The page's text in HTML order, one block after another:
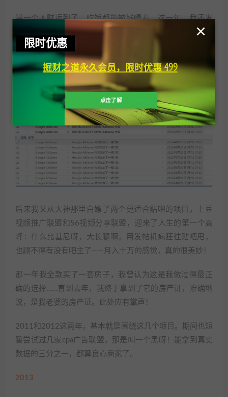
当一个人财运到了，吃饭都能被钱噎着。这一年，我还发
现了一个Google强力拉升点击率的方法，小美元印钞机开
了起来……那时候Google是采用西联汇款，只有邮政和农行
有这个业务。我坐在邮政的贵宾室里，小姐姐甜甜的打了
个招呼，大兄弟又带着亲戚来取西联了？我嗯了一声，深
后来我又从大神那里白嫖了两个更适合贴吧的项目，土豆
视频推广联盟和56视频分享联盟，迎来了人生的第一个高
峰：什么比基尼呀，大长腿啊，用发帖机疯狂往贴吧甩，
也顾不得有没有吧主了——月入十万的感觉，真的很美妙！
那一年我全款买了一套房子，我曾认为这是我做过得最正
确的选择……直到去年，我终于拿到了它的房产证，准确地
说，是我老婆的房产证。此处应有掌声！
2011和2012这两年，基本就是围绕这几个项目。期间也短
暂尝试过几家cpa广告联盟，那是叫一个黑呀！能拿到真实
数据的三分之一，都算良心商家了。
2013
限时优惠
掘财之道永久会员，限时优惠 499
点击了解
×